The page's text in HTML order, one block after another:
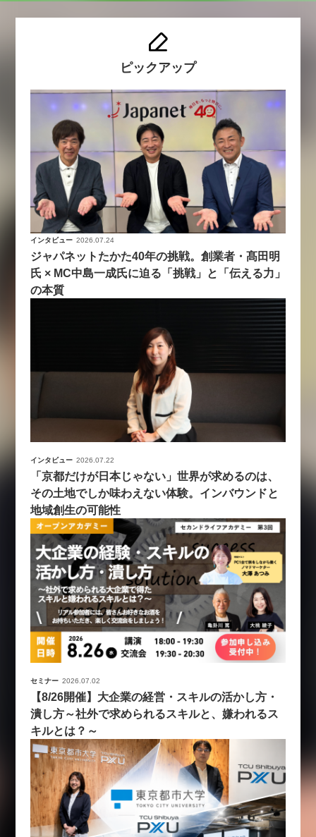
ピックアップ
インタビュー 2026.07.24
ジャパネットたかた40年の挑戦。創業者・髙田明
氏 × MC中島一成氏に迫る「挑戦」と「伝える力」
の本質
インタビュー 2026.07.22
「京都だけが日本じゃない」世界が求めるのは、
その土地でしか味わえない体験。インバウンドと
地域創生の可能性
セミナー 2026.07.02
【8/26開催】大企業の経営・スキルの活かし方・
潰し方～社外で求められるスキルと、嫌われるス
キルとは？～